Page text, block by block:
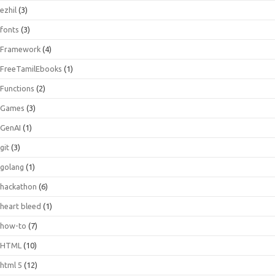
ezhil (3)
fonts (3)
Framework (4)
FreeTamilEbooks (1)
Functions (2)
Games (3)
GenAI (1)
git (3)
golang (1)
hackathon (6)
heart bleed (1)
how-to (7)
HTML (10)
html 5 (12)